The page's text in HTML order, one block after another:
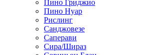
Пино Гриджио
Пино Нуар
Рислинг
Санджовезе
Саперави
Сира/Шираз